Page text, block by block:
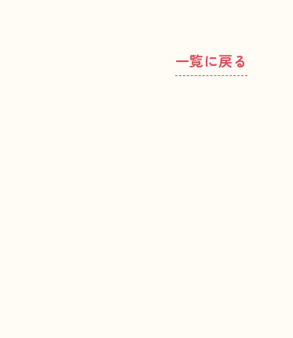
一覧に戻る